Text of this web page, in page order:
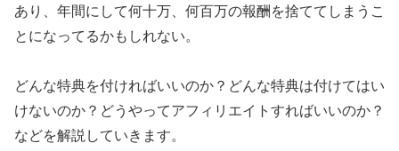
あり、年間にして何十万、何百万の報酬を捨ててしまうこ
とになってるかもしれない。
どんな特典を付ければいいのか？どんな特典は付けてはい
けないのか？どうやってアフィリエイトすればいいのか？
などを解説していきます。